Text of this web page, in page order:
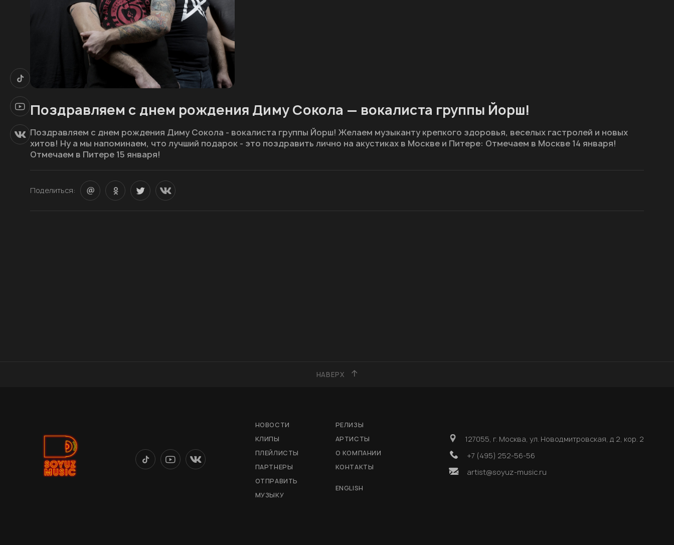
Поздравляем с днем рождения Диму Сокола — вокалиста группы Йорш!
Поздравляем с днем рождения Диму Сокола - вокалиста группы Йорш! Желаем музыканту крепкого здоровья, веселых гастролей и новых
хитов! Ну а мы напоминаем, что лучший подарок - это поздравить лично на акустиках в Москве и Питере: Отмечаем в Москве 14 января!
Отмечаем в Питере 15 января!
Поделиться:
НАВЕРХ
НОВОСТИ
РЕЛИЗЫ
КЛИПЫ
АРТИСТЫ
ПЛЕЙЛИСТЫ
О КОМПАНИИ
ПАРТНЕРЫ
КОНТАКТЫ
ОТПРАВИТЬ
МУЗЫКУ
ENGLISH
127055, г. Москва, ул. Новодмитровская, д 2, кор. 2
+7 (495) 252-56-56
artist@soyuz-music.ru